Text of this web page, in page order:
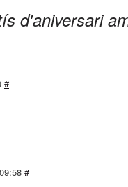
d'aniversari
#
#